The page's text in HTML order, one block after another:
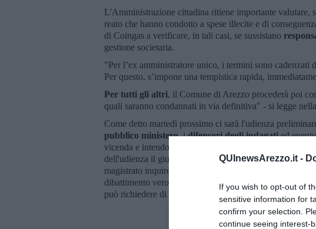
QUInewsArezzo.it -
If you wish to opt-out of
sensitive information for
confirm your selection.
continue seeing interest-
L'Amministrazione cittadina ritiene importante valutare,
reato che hanno condotto a spese illecite e di
di Coingas a verificare, in tali casi, se sussistano
gestione societaria.
"Per l’ex amministratore unico, i termini sono cadenzati
Per questo, s’impone una tempistica rapida,
Per tutti gli altri, il Comune di Arezzo procederà poi
quali saranno condannati in via definitiva" - si legge
Come detto martedì prossimo ci sarà l'udienza
pubblico ministero, idifensori degli indagatied
vicenda e intendono
dell'udienza il giudice dovrà valutare la fondatezza
magistrato inquirente e decidere se emettere sentenza di
dibattimento vero e proprio, in contraddittorio tra le
può richiedere di aderire di un r
ito speciale